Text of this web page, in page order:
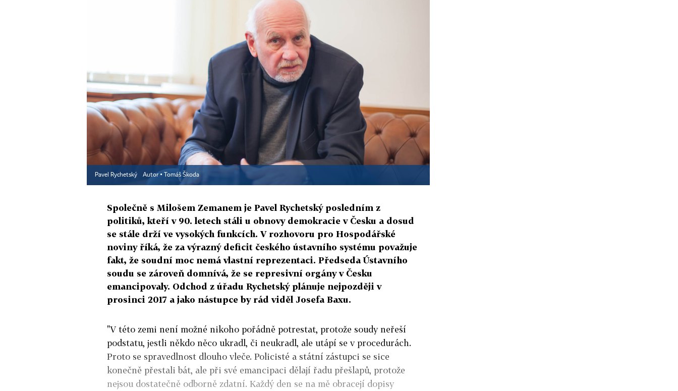
Pavel Rychetský Autor ▪ Tomáš Škoda
Společně s Milošem Zemanem je Pavel Rychetský posledním z
politiků, kteří v 90. letech stáli u obnovy demokracie v Česku a dosud
se stále drží ve vysokých funkcích. V rozhovoru pro Hospodářské
noviny říká, že za výrazný deficit českého ústavního systému považuje
fakt, že soudní moc nemá vlastní reprezentaci. Předseda Ústavního
soudu se zároveň domnívá, že se represivní orgány v Česku
emancipovaly. Odchod z úřadu Rychetský plánuje nejpozději v
prosinci 2017 a jako nástupce by rád viděl Josefa Baxu.
"V této zemi není možné nikoho pořádně potrestat, protože soudy neřeší
podstatu, jestli někdo něco ukradl, či neukradl, ale utápí se v procedurách.
Proto se spravedlnost dlouho vleče. Policisté a státní zástupci se sice
konečně přestali bát, ale při své emancipaci dělají řadu přešlapů, protože
nejsou dostatečně odborně zdatní. Každý den se na mě obracejí dopisy